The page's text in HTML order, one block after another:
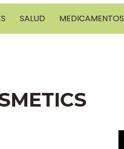
SALUD MEDICAMENTOS